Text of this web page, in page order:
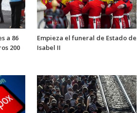
a 86
200
Empieza el funeral de Estado de
Isabel II